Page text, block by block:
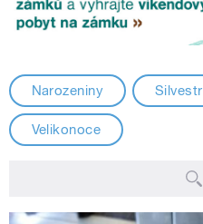
Narozeniny Silvestr
Velikonoce